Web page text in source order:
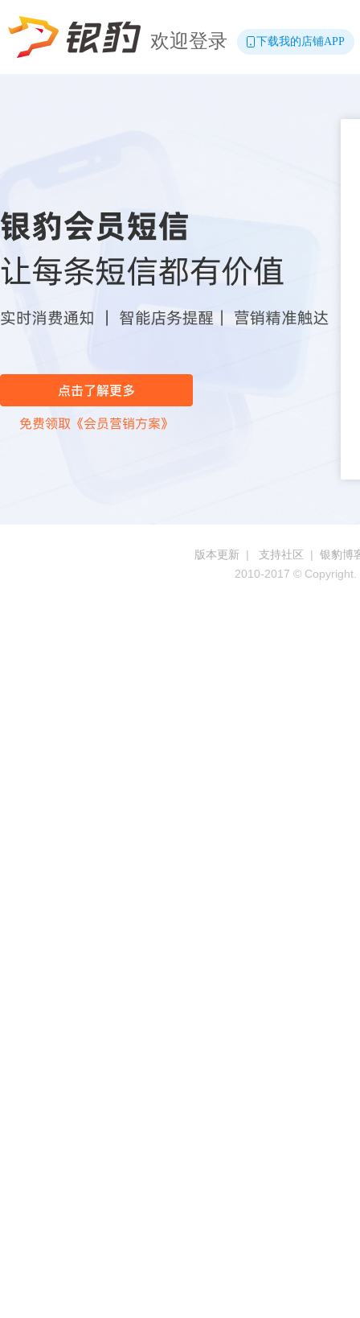
欢迎登录 下载我的店铺APP
版本更新 | 支持社区 | 银豹博
2010-2017 ©